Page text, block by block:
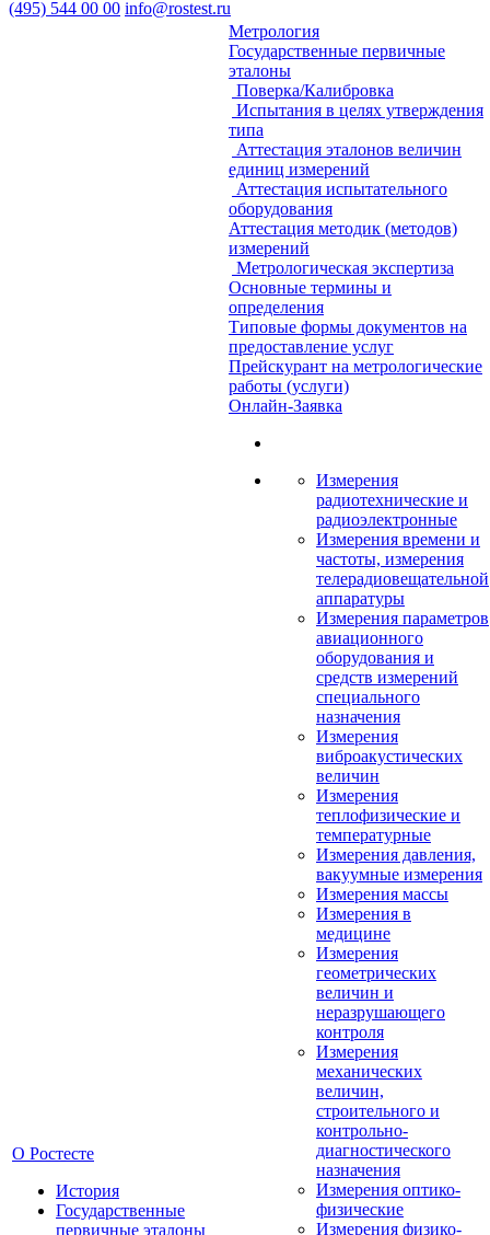
(495) 544 00 00 info@rostest.ru
О Ростесте
История
Государственные
первичные эталоны
Метрология
Государственные первичные
эталоны
Поверка/Калибровка
Испытания в целях утверждения
типа
Аттестация эталонов величин
единиц измерений
Аттестация испытательного
оборудования
Аттестация методик (методов)
измерений
Метрологическая экспертиза
Основные термины и
определения
Типовые формы документов на
предоставление услуг
Прейскурант на метрологические
работы (услуги)
Онлайн-Заявка
Измерения
радиотехнические и
радиоэлектронные
Измерения времени и
частоты, измерения
телерадиовещательной
аппаратуры
Измерения параметров
авиационного
оборудования и
средств измерений
специального
назначения
Измерения
виброакустических
величин
Измерения
теплофизические и
температурные
Измерения давления,
вакуумные измерения
Измерения массы
Измерения в
медицине
Измерения
геометрических
величин и
неразрушающего
контроля
Измерения
механических
величин,
строительного и
контрольно-
диагностического
назначения
Измерения оптико-
физические
Измерения физико-